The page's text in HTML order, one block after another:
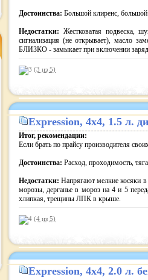
Достоинства: Большой клиренс,
Недостатки: Жестковатая подвеска,
сигнализация (не открывает), масло
БЛИЗКО - замыкает при включении
(3 из 5)
Expression, 4x4, 1.5 л.
Итог, рекомендации:
Если брать по прайсу производителя
Достоинства: Расход, проходимость,
Недостатки: Напрягают мелкие косяки в
морозы, дерганье в мороз на 4 и 5
хлипкая, трещины ЛПК в крыше.
(4 из 5)
Expression, 4x4, 2.0 л.